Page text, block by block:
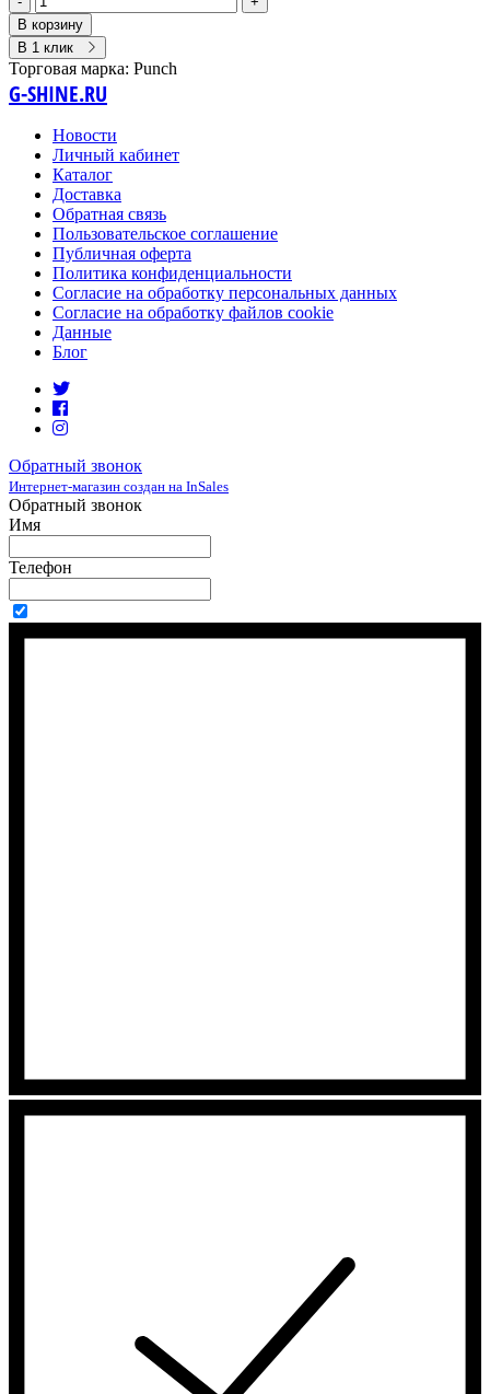
В корзину
В 1 клик
Торговая марка: Punch
G-SHINE.RU
Новости
Личный кабинет
Каталог
Доставка
Обратная связь
Пользовательское соглашение
Публичная оферта
Политика конфиденциальности
Согласие на обработку персональных данных
Согласие на обработку файлов cookie
Данные
Блог
Обратный звонок
Интернет-магазин создан на InSales
Обратный звонок
Имя
Телефон